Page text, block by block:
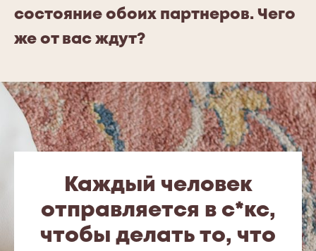
состояние обоих партнеров. Чего
же от вас ждут?
Каждый человек
отправляется в с*кс,
чтобы делать то, что